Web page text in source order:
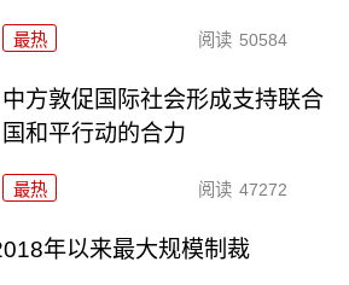
最热 阅读 50584
中方敦促国际社会形成支持联合
国和平行动的合力
最热 阅读 47272
年以来最大规模制裁